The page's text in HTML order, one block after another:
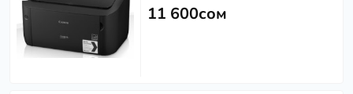
11 600сом